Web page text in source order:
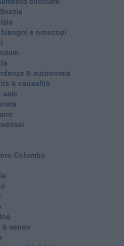
bisogni e oroscopi
& autonomia
& causalità
sale
Colombo
& senso